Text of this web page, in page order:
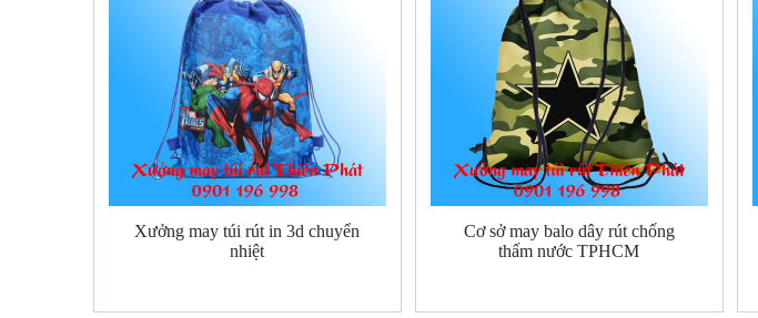
Xưởng may túi rút in 3d chuyển
nhiệt
Cơ sở may balo dây rút chống
thấm nước TPHCM